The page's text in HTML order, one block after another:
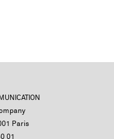
Paris
01